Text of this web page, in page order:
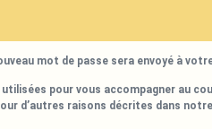
mot de passe sera envoyé à
pour vous accompagner au
d’autres raisons décrites dans notre